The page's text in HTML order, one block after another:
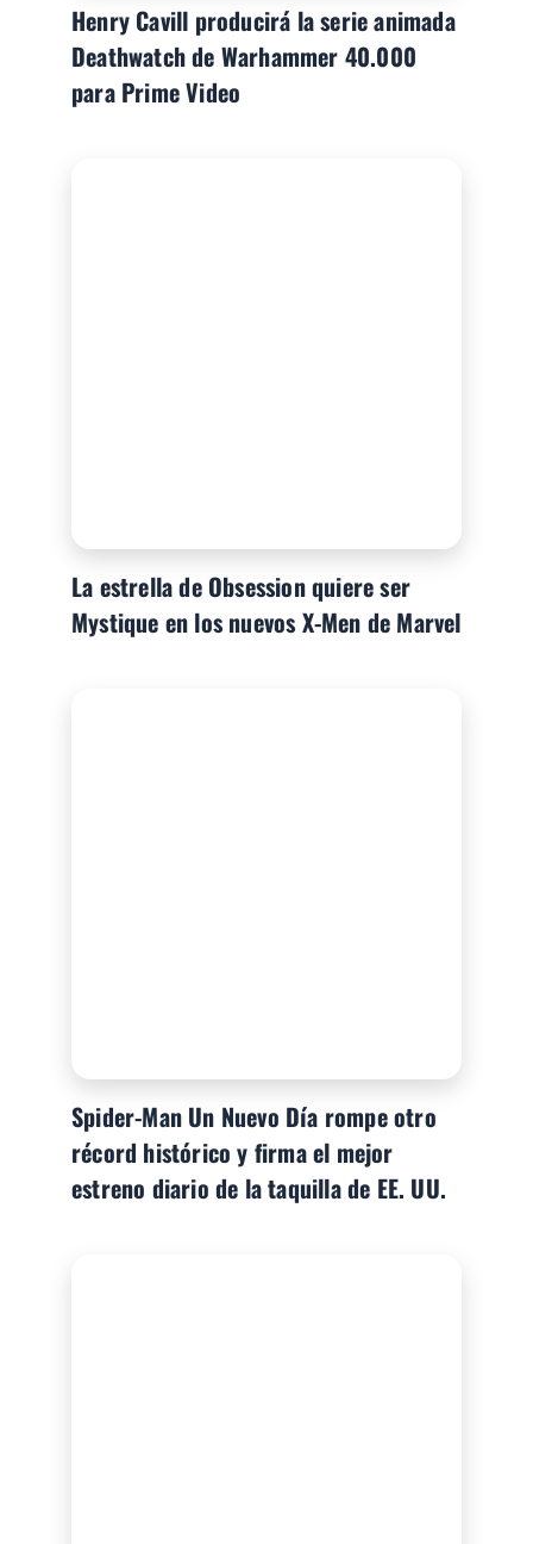
Henry Cavill producirá la serie animada
Deathwatch de Warhammer 40.000
para Prime Video
La estrella de Obsession quiere ser
Mystique en los nuevos X-Men de Marvel
Spider-Man Un Nuevo Día rompe otro
récord histórico y firma el mejor
estreno diario de la taquilla de EE. UU.